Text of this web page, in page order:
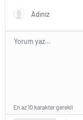
En az 10 karakter gerekli